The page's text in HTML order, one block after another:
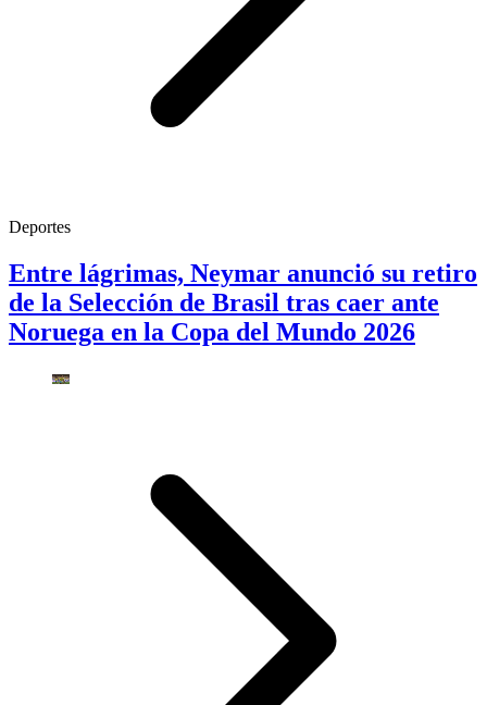
Deportes
Entre lágrimas, Neymar anunció su retiro
de la Selección de Brasil tras caer ante
Noruega en la Copa del Mundo 2026